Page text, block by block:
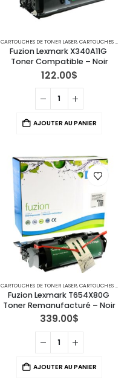
CARTOUCHES DE TONER LASER,CARTOUCHES POUR IMPRIMANTES LEXMARK
Fuzion Lexmark X340A11G
Toner Compatible – Noir
122.00$
AJOUTER AU PANIER
CARTOUCHES DE TONER LASER,CARTOUCHES POUR IMPRIMANTES LEXMARK
Fuzion Lexmark T654X80G
Toner Remanufacturé – Noir
339.00$
AJOUTER AU PANIER